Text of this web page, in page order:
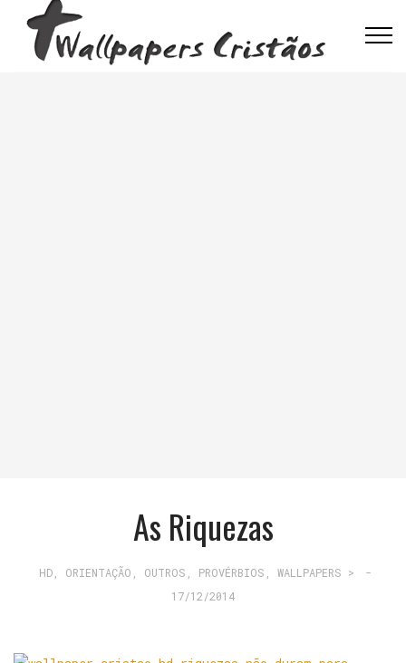
As Riquezas
HD ORIENTAÇÃO OUTROS PROVÉRBIOS WALLPAPERS >
-
17/12/2014